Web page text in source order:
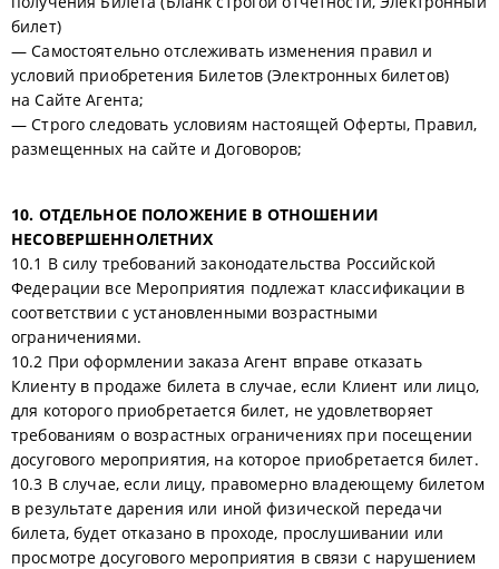
билет)
— Самостоятельно отслеживать изменения правил и
условий приобретения Билетов (Электронных билетов)
на Сайте Агента;
— Строго следовать условиям настоящей Оферты, Правил,
размещенных на сайте и Договоров;
10. ОТДЕЛЬНОЕ ПОЛОЖЕНИЕ В ОТНОШЕНИИ
НЕСОВЕРШЕННОЛЕТНИХ
10.1 В силу требований законодательства Российской
Федерации все Мероприятия подлежат классификации в
соответствии с установленными возрастными
ограничениями.
10.2 При оформлении заказа Агент вправе отказать
Клиенту в продаже билета в случае, если Клиент или лицо,
для которого приобретается билет, не удовлетворяет
требованиям о возрастных ограничениях при посещении
досугового мероприятия, на которое приобретается билет.
10.3 В случае, если лицу, правомерно владеющему билетом
в результате дарения или иной физической передачи
билета, будет отказано в проходе, прослушивании или
просмотре досугового мероприятия в связи с нарушением